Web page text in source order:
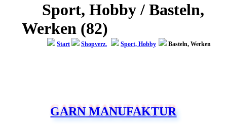
Sport, Hobby / Basteln,
Werken (82)
Start Shopverz. Sport, Hobby Basteln, Werken
GARN MANUFAKTUR